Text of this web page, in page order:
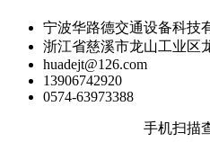
宁波华路德交通设备科技
浙江省慈溪市龙山工业区
huadejt@126.com
13906742920
0574-63973388
手机扫描